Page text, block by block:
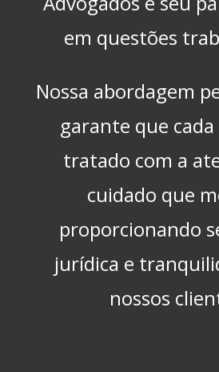
em questões
Nossa abordagem
garante que cada
tratado com a
cuidado que
proporcionando
jurídica e
nossos